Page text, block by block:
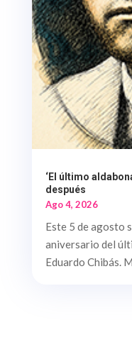
‘El último
después
Ago 4, 2026
Este 5 de agosto
aniversario del
Eduardo Chibás.